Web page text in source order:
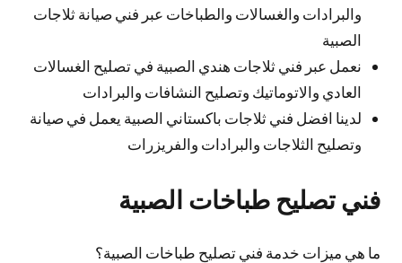
والبرادات والغسالات والطباخات عبر فني صيانة ثلاجات
الصبية
نعمل عبر فني ثلاجات هندي الصبية في تصليح الغسالات
العادي والاتوماتيك وتصليح النشافات والبرادات
لدينا افضل فني ثلاجات باكستاني الصبية يعمل في صيانة
وتصليح الثلاجات والبرادات والفريزرات
فني تصليح طباخات الصبية
ما هي ميزات خدمة فني تصليح طباخات الصبية؟